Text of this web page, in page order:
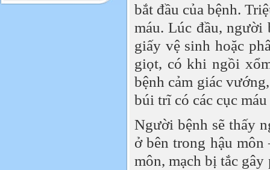
bắt đầu của bệnh.
máu. Lúc đầu, người
giấy vệ sinh hoặc
giọt, có khi ngồi
bệnh cảm giác
búi trĩ có các cục
Người bệnh sẽ thấy
ở bên trong hậu
môn, mạch bị tắc